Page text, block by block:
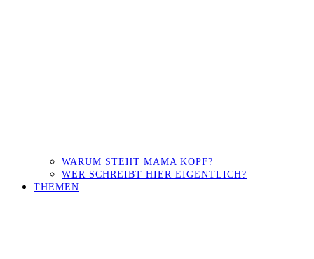
WARUM STEHT MAMA KOPF?
WER SCHREIBT HIER EIGENTLICH?
THEMEN